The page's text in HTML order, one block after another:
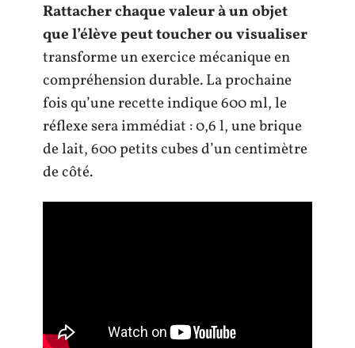
Rattacher chaque valeur à un objet
que l’élève peut toucher ou visualiser
transforme un exercice mécanique en
compréhension durable. La prochaine
fois qu’une recette indique 600 ml, le
réflexe sera immédiat : 0,6 l, une brique
de lait, 600 petits cubes d’un centimètre
de côté.